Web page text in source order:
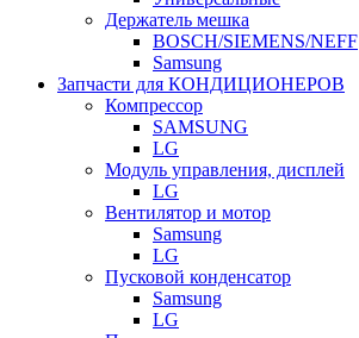
Держатель мешка
BOSCH/SIEMENS/NEFF
Samsung
Запчасти для КОНДИЦИОНЕРОВ
Компрессор
SAMSUNG
LG
Модуль управления, дисплей
LG
Вентилятор и мотор
Samsung
LG
Пусковой конденсатор
Samsung
LG